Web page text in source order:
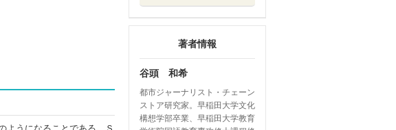
著者情報
谷頭 和希
都市ジャーナリスト・チェーン
ストア研究家。早稲田大学文化
構想学部卒業、早稲田大学教育